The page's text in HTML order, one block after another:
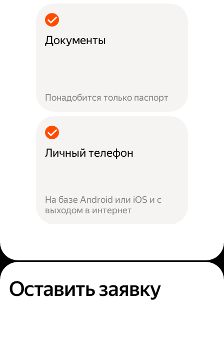
Документы
Понадобится только паспорт
Личный телефон
На базе Android или iOS и с
выходом в интернет
Оставить заявку